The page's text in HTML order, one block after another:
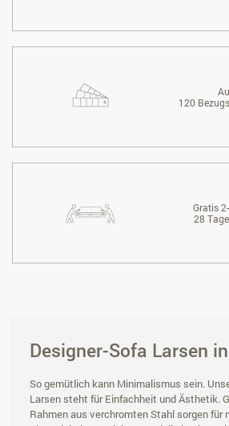
120
Gratis
28
Designer-Sofa Larsen
So gemütlich kann Minimalismus sein.
Larsen steht für Einfachheit und Ästhetik.
Rahmen aus verchromten Stahl sorgen für